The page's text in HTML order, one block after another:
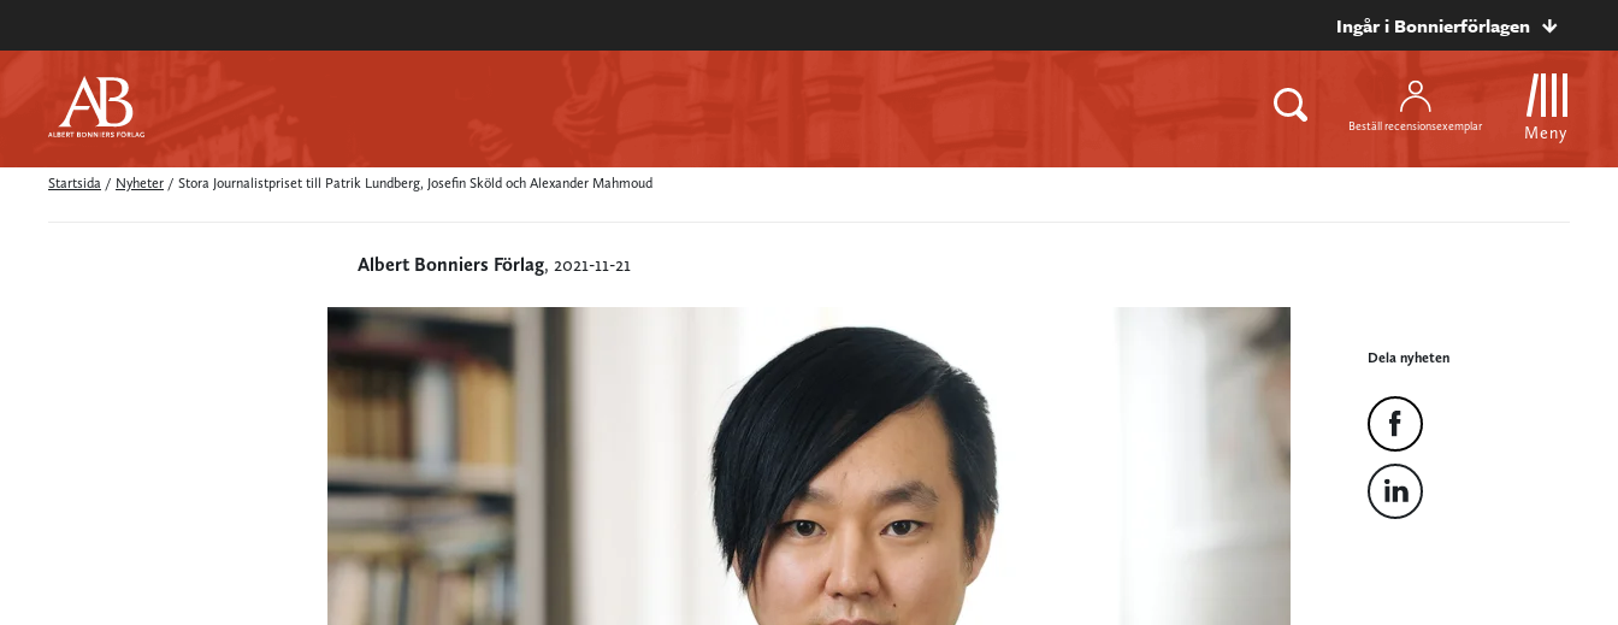
Ingår i Bonnierförlagen
Beställ recensionsexemplar Meny
Startsida / Nyheter / Stora Journalistpriset till Patrik Lundberg, Josefin Sköld och Alexander Mahmoud
Albert Bonniers Förlag, 2021-11-21
Dela nyheten